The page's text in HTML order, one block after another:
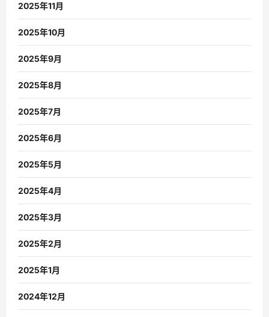
2025年11月
2025年10月
2025年9月
2025年8月
2025年7月
2025年6月
2025年5月
2025年4月
2025年3月
2025年2月
2025年1月
2024年12月